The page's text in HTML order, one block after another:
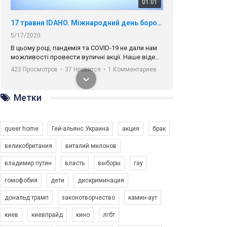
01:01
17 травня IDAHO. Міжнародний день боротьби з гомофобією трансфобією і біфобія.
5/17/2020
В цьому році, пандемія та COVІD-19 не дали нам
можливості провести вуличні акції. Наше відео-
звернення про те, що навіть коли ми у різних
містах та не можемо зустрінеться, ми разом. Ми
закликаємо всіх хто поділяє цінності рівності та
солідарності, приєднатися до нас. Регіональні
підрозділи ГАУ є в 16 областях України.
423 Просмотров • 37 Нравится • 1 Комментариев
Зупинимо насильство проти ЛГБТ в Україні! Stop violence against LGBT in Ukraine!
Емоційний та вражаючий промо-ролік на
Метки
queer home Гей-альянс Украина акция брак
великобритания виталий милонов
владимир путин власть выборы гау
гомофобия дети дискриминация
дональд трамп законотворчество камин-аут
киев киевпрайд кино лгбт